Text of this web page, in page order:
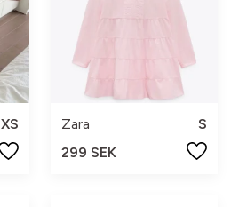
XS
Zara
S
299 SEK